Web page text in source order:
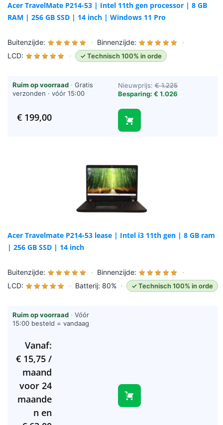
Acer TravelMate P214-53 | Intel 11th gen processor | 8 GB
RAM | 256 GB SSD | 14 inch | Windows 11 Pro
Buitenzijde: ★ ★ ★ ★ ★ · Binnenzijde: ★ ★ ★ ★ ★
·
LCD: ★ ★ ★ ★ ★ · ✓ Technisch 100% in orde
Ruim op voorraad · Gratis
verzonden · vóór 15:00
Nieuwprijs:€ 1.225
Besparing: € 1.026
€199,00
Acer Travelmate P214-53 lease | Intel i3 11th gen | 8 GB ram
| 256 GB SSD | 14 inch
Buitenzijde: ★ ★ ★ ★ ★ · Binnenzijde: ★ ★ ★ ★ ★
·
LCD: ★ ★ ★ ★ ★ · Batterij: 80% · ✓ Technisch 100% in orde
Ruim op voorraad · Vóór
15:00 besteld = vandaag
Vanaf:
€15,75 /
maand
voor 24
maande
n en